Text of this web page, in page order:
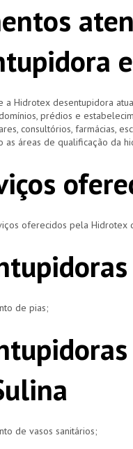
a Hidrotex desentupidora
prédios e
consultórios, farmácias,
as áreas de qualificação da
oferecidos pela Hidrotex
de pias;
de vasos sanitários;